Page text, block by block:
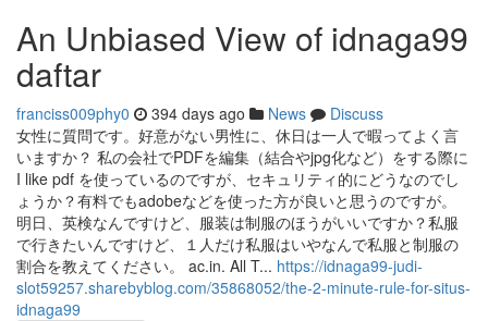
An Unbiased View of idnaga99
daftar
franciss009phy0 394 days ago News
Discuss
女性に質問です。好意がない男性に、休日は一人で暇ってよく言
いますか？ 私の会社でPDFを編集（結合やjpg化など）をする際に
I like pdf を使っているのですが、セキュリティ的にどうなのでし
ょうか？有料でもadobeなどを使った方が良いと思うのですが。
明日、英検なんですけど、服装は制服のほうがいいですか？私服
で行きたいんですけど、１人だけ私服はいやなんで私服と制服の
割合を教えてください。 ac.in. All T... https://idnaga99-judi-
slot59257.sharebyblog.com/35868052/the-2-minute-rule-for-situs-
idnaga99